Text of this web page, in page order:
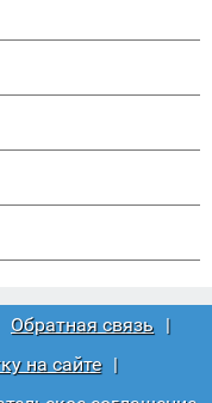
Обратная связь |
на сайте
|